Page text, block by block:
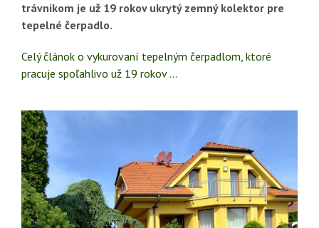
trávnikom je už 19 rokov ukrytý zemný kolektor pre
tepelné čerpadlo.
Celý článok o vykurovaní tepelným čerpadlom, ktoré
pracuje spoľahlivo už 19 rokov …